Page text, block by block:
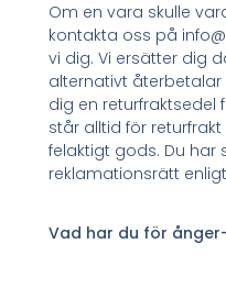
Om en vara skulle
kontakta oss på
vi dig. Vi ersätter dig
alternativt återbetalar
dig en returfraktsedel
står alltid för
felaktigt gods. Du har
reklamationsrätt
Vad har du för